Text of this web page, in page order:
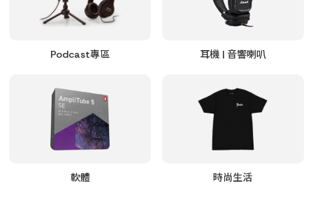
Podcast專區 耳機 | 音響喇叭
軟體 時尚生活